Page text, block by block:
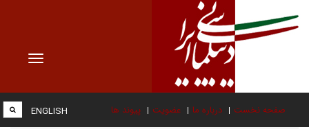
Toggle
صفحه نخست درباره ما عضویت پیوند ها ENGLISH